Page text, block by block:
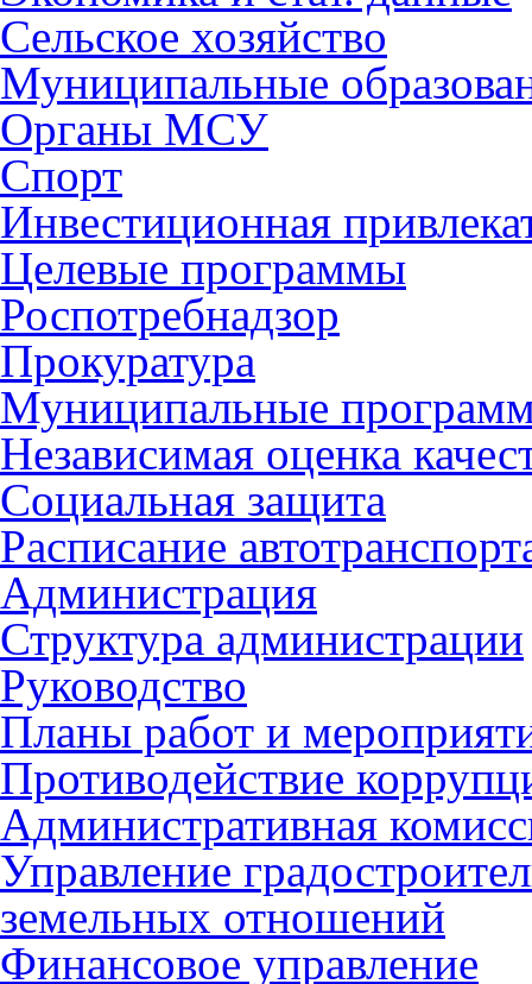
Сельское хозяйство
Муниципальные
Органы МСУ
Спорт
Инвестиционная
Целевые программы
Роспотребнадзор
Прокуратура
Муниципальные
Независимая оценка
Социальная защита
Расписание
Администрация
Структура администрации
Руководство
Планы работ и
Противодействие
Административная
Управление
земельных отношений
Финансовое управление